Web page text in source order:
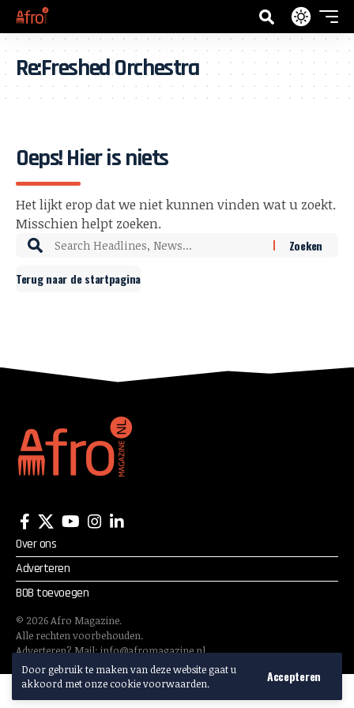
Door gebruik te maken van deze website gaat u
akkoord met onze cookie voorwaarden.
Accepteren
Re:Freshed Orchestra
Oeps! Hier is niets
Het lijkt erop dat we niet kunnen vinden wat u zoekt.
Misschien helpt zoeken.
Terug naar de startpagina
Over ons
Adverteren
BOB toevoegen
© 2026Afro Magazine.
Alle rechten voorbehouden.
Adverteren? Mail:info@afromagazine.nl